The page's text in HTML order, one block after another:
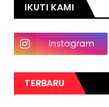
IKUTI KAMI
Instagram
TERBARU